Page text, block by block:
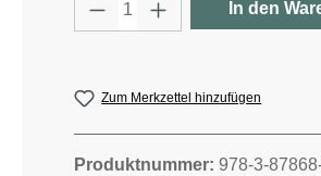
In den
Zum Merkzettel hinzufügen
Produktnummer: 978-3-